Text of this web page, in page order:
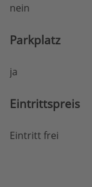
nein
Parkplatz
ja
Eintritts­preis
Eintritt frei